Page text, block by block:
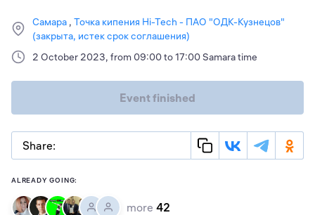
Самара Точка кипения Hi-Tech - ПАО "ОДК-Кузнецов"
(закрыта, истек срок соглашения)
2 October 2023, from 09:00 to 17:00 Samara time
Event finished
Share:
ALREADY GOING:
more 42